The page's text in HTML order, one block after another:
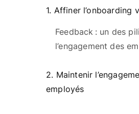
1. Affiner l’onboarding
Feedback : un des
l’engagement des
2. Maintenir
employés